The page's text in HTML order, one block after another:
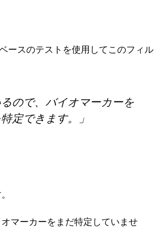
ースのテストを使用してこのフィル
ので、バイオマーカーを
定できます。」
マーカーをまだ特定していませ